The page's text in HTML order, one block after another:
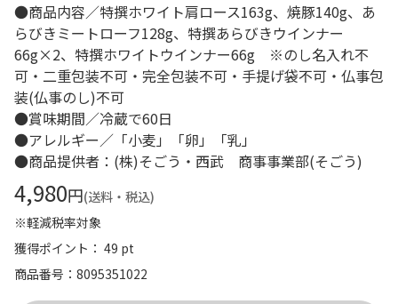
●商品内容／特撰ホワイト肩ロース163g、焼豚140g、あ
らびきミートローフ128g、特撰あらびきウインナー
66g×2、特撰ホワイトウインナー66g ※のし名入れ不
可・二重包装不可・完全包装不可・手提げ袋不可・仏事包
装(仏事のし)不可
●賞味期間／冷蔵で60日
●アレルギー／「小麦」「卵」「乳」
●商品提供者：(株)そごう・西武 商事事業部(そごう)
4,980円(送料・税込)
※軽減税率対象
獲得ポイント： 49 pt
商品番号
8095351022